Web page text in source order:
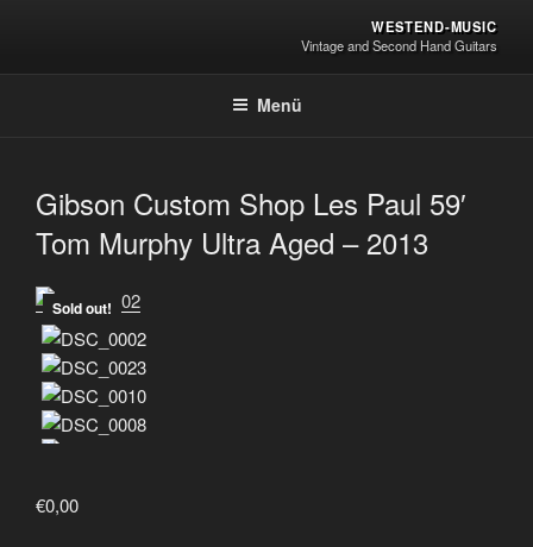
springen
WESTEND-MUSIC
Vintage and Second Hand Guitars
Menü
Gibson Custom Shop Les Paul 59′
Tom Murphy Ultra Aged – 2013
Sold out!
€0,00